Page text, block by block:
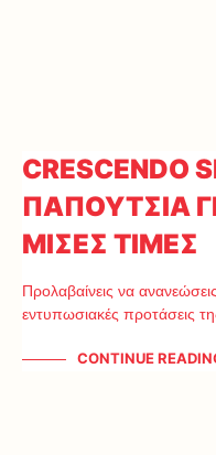
CRESCENDO
ΠΑΠΟΥΤΣΙΑ
ΜΙΣΕΣ ΤΙΜΕΣ
Προλαβαίνεις να
εντυπωσιακές προτάσεις
CONTINUE